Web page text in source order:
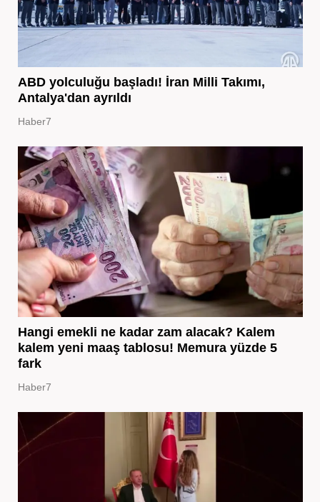
ABD yolculuğu başladı! İran Milli Takımı,
Antalya'dan ayrıldı
Haber7
Hangi emekli ne kadar zam alacak? Kalem
kalem yeni maaş tablosu! Memura yüzde 5
fark
Haber7